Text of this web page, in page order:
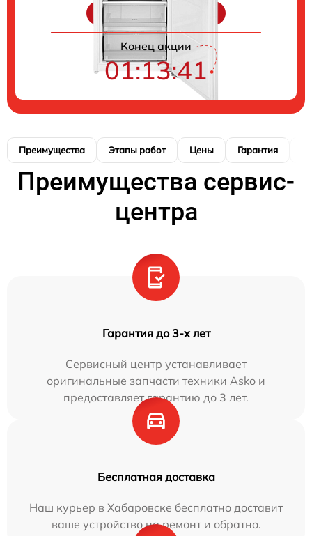
Конец акции
01:13:40
Преимущества Этапы работ Цены Гарантия
Преимущества сервис-
центра
Гарантия до 3-х лет
Сервисный центр устанавливает
оригинальные запчасти техники Asko и
предоставляет гарантию до 3 лет.
Бесплатная доставка
Наш курьер в Хабаровске бесплатно доставит
ваше устройство на ремонт и обратно.